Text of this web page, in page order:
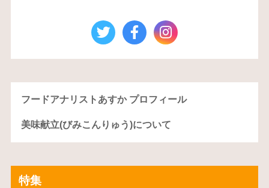
フードアナリストあすか プロフィール
美味献立(びみこんりゅう)について
特集